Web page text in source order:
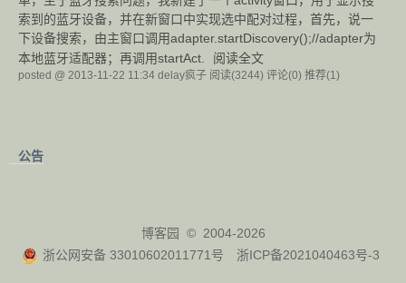
索到的蓝牙设备，并在新窗口中实现选中配对过程，首先，说一
下设备搜索，由主窗口调用adapter.startDiscovery();//adapter为
本地蓝牙适配器；再调用startAct.
阅读全文
posted @ 2013-11-22 11:34 delay疯子 阅读(3244) 评论(0) 推荐(1)
公告
博客园
© 2004-2026
浙公网安备 33010602011771号
浙ICP备2021040463号-3